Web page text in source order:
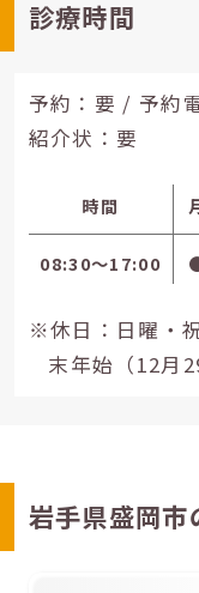
診療時間
予約：要 / 予約
紹介状：要
時間
08:30〜17:00
※休日：日曜・
末年始（12月
岩手県盛岡市